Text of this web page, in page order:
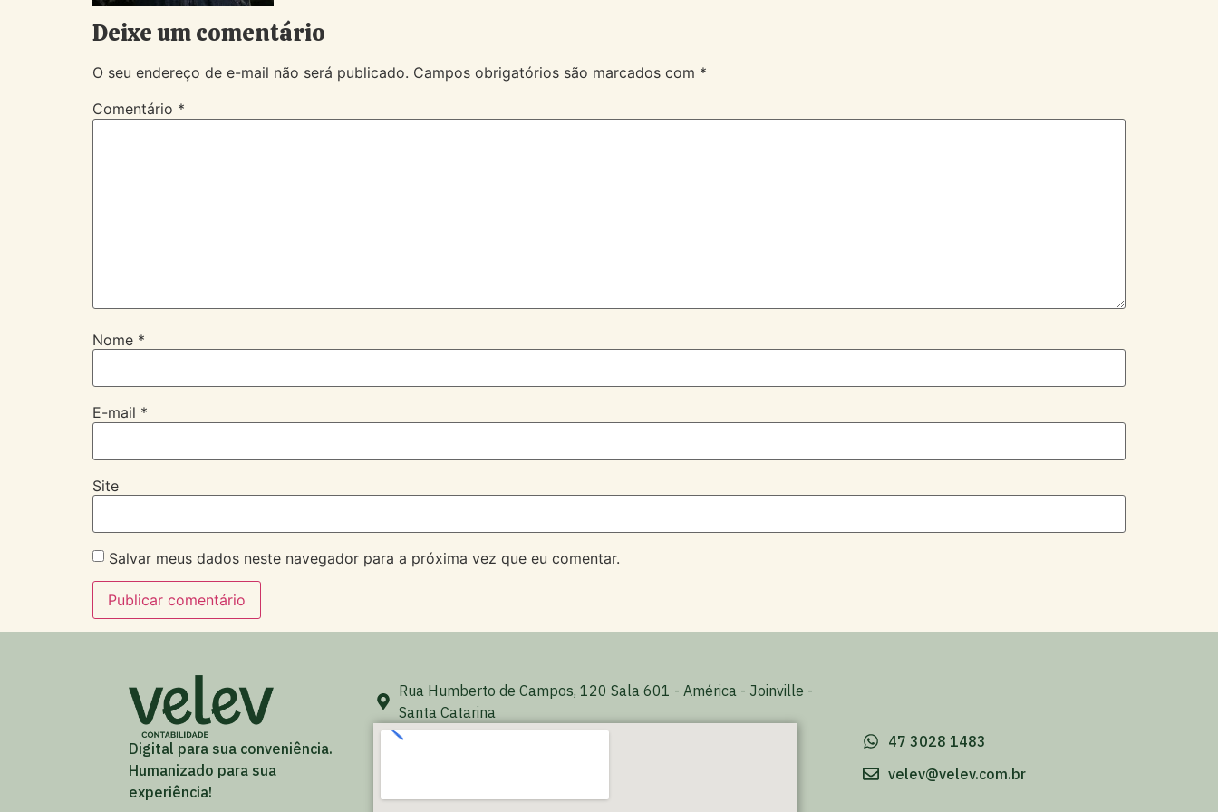
Deixe um comentário
O seu endereço de e-mail não será publicado. Campos obrigatórios são marcados com *
Comentário *
Nome *
E-mail *
Site
Salvar meus dados neste navegador para a próxima vez que eu comentar.
Digital para sua conveniência.
Humanizado para sua
experiência!
Rua Humberto de Campos, 120 Sala 601 - América - Joinville -
Santa Catarina
47 3028 1483
velev@velev.com.br